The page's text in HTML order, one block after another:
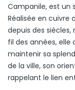
Campanile, est un
Réalisée en cuivre
depuis des
fil des années,
maintenir sa
de la ville, son
rappelant le lien